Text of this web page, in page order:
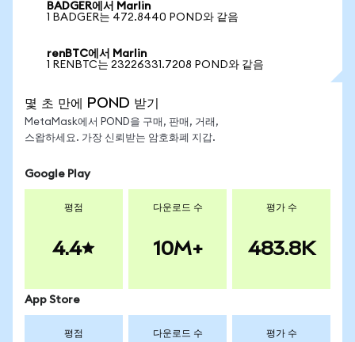
BADGER에서 Marlin
1 BADGER는 472.8440 POND와 같음
renBTC에서 Marlin
1 RENBTC는 23226331.7208 POND와 같음
몇 초 만에 POND 받기
MetaMask에서 POND을 구매, 판매, 거래,
스왑하세요. 가장 신뢰받는 암호화폐 지갑.
Google Play
평점
4.4
다운로드 수
10M+
평가 수
483.8K
App Store
평점 다운로드 수 평가 수